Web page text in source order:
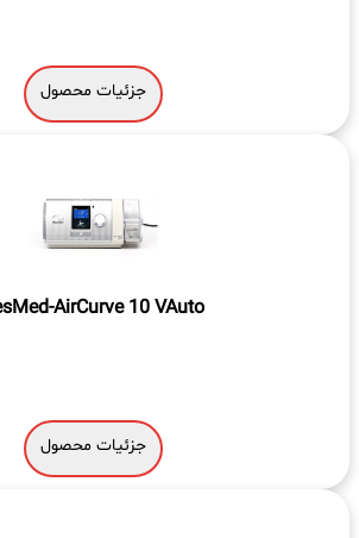
جزئیات محصول
AirCurve 10 VAuto
جزئیات محصول